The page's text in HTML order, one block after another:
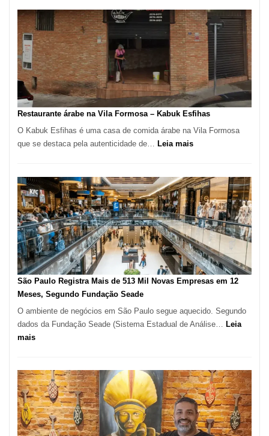
Embalagens
e
Descartáveis
no
Taboão
da
Serra
SP
Restaurante árabe na Vila Formosa – Kabuk Esfihas
O Kabuk Esfihas é uma casa de comida árabe na Vila Formosa
que se destaca pela autenticidade de… Leia mais:
na
Vila
Formosa
–
Kabuk
Esfihas
São Paulo Registra Mais de 513 Mil Novas Empresas em 12
Meses, Segundo Fundação Seade
O ambiente de negócios em São Paulo segue aquecido. Segundo
dados da Fundação Seade (Sistema Estadual de Análise… Leia
mais:
Registra
Mais
de
513
Mil